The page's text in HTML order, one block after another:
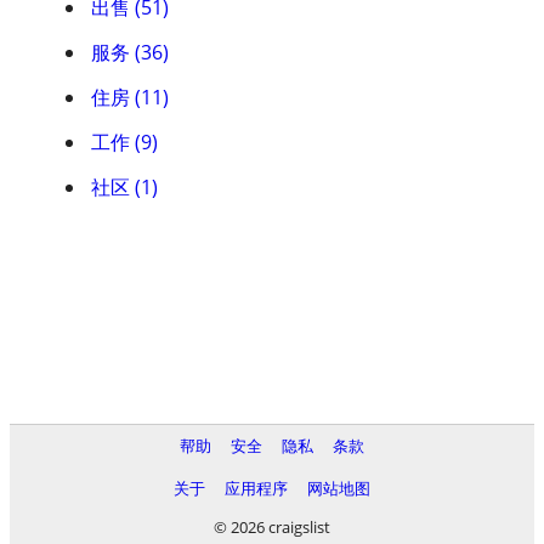
出售 (51)
服务 (36)
住房 (11)
工作 (9)
社区 (1)
帮助 安全 隐私
条款
关于
应用程序
网站地图
© 2026 craigslist